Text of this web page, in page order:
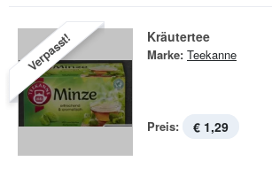
Verpasst! Kräutertee
Marke: Teekanne
Preis: € 1,29